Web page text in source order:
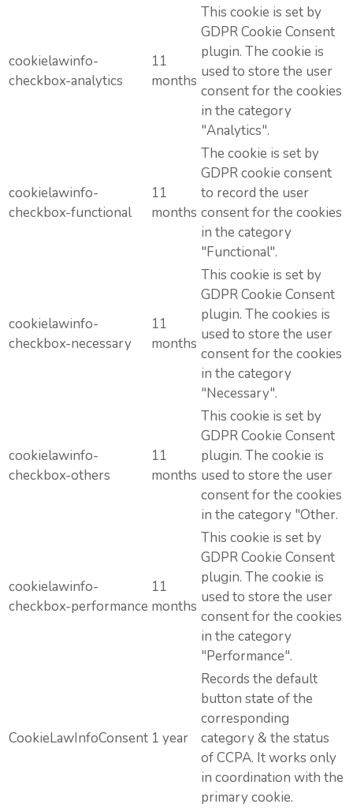
cookielawinfo-
checkbox-analytics
11
months
This cookie is set by
GDPR Cookie Consent
plugin. The cookie is
used to store the user
consent for the cookies
in the category
"Analytics".
cookielawinfo-
checkbox-functional
11
months
The cookie is set by
GDPR cookie consent
to record the user
consent for the cookies
in the category
"Functional".
cookielawinfo-
checkbox-necessary
11
months
This cookie is set by
GDPR Cookie Consent
plugin. The cookies is
used to store the user
consent for the cookies
in the category
"Necessary".
cookielawinfo-
checkbox-others
11
months
This cookie is set by
GDPR Cookie Consent
plugin. The cookie is
used to store the user
consent for the cookies
in the category "Other.
cookielawinfo-
checkbox-performance
11
months
This cookie is set by
GDPR Cookie Consent
plugin. The cookie is
used to store the user
consent for the cookies
in the category
"Performance".
CookieLawInfoConsent 1 year
Records the default
button state of the
corresponding
category & the status
of CCPA. It works only
in coordination with the
primary cookie.